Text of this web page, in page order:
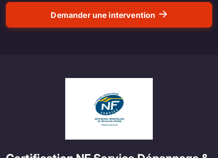
Demander une intervention